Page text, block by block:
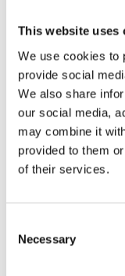
This website uses
We use cookies to
provide social
We also share
our social media,
may combine it
provided to them
of their services.
Selection
Necessary
KÖP
WARN Atv